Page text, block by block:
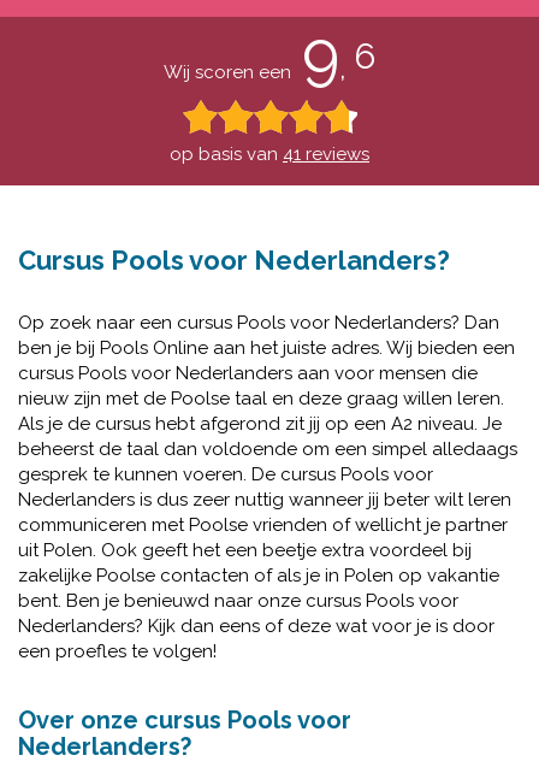
Wij scoren een 9, 6
op basis van 41 reviews
Cursus Pools voor Nederlanders?
Op zoek naar een cursus Pools voor Nederlanders? Dan
ben je bij Pools Online aan het juiste adres. Wij bieden een
cursus Pools voor Nederlanders aan voor mensen die
nieuw zijn met de Poolse taal en deze graag willen leren.
Als je de cursus hebt afgerond zit jij op een A2 niveau. Je
beheerst de taal dan voldoende om een simpel alledaags
gesprek te kunnen voeren. De cursus Pools voor
Nederlanders is dus zeer nuttig wanneer jij beter wilt leren
communiceren met Poolse vrienden of wellicht je partner
uit Polen. Ook geeft het een beetje extra voordeel bij
zakelijke Poolse contacten of als je in Polen op vakantie
bent. Ben je benieuwd naar onze cursus Pools voor
Nederlanders? Kijk dan eens of deze wat voor je is door
een proefles te volgen!
Over onze cursus Pools voor
Nederlanders?